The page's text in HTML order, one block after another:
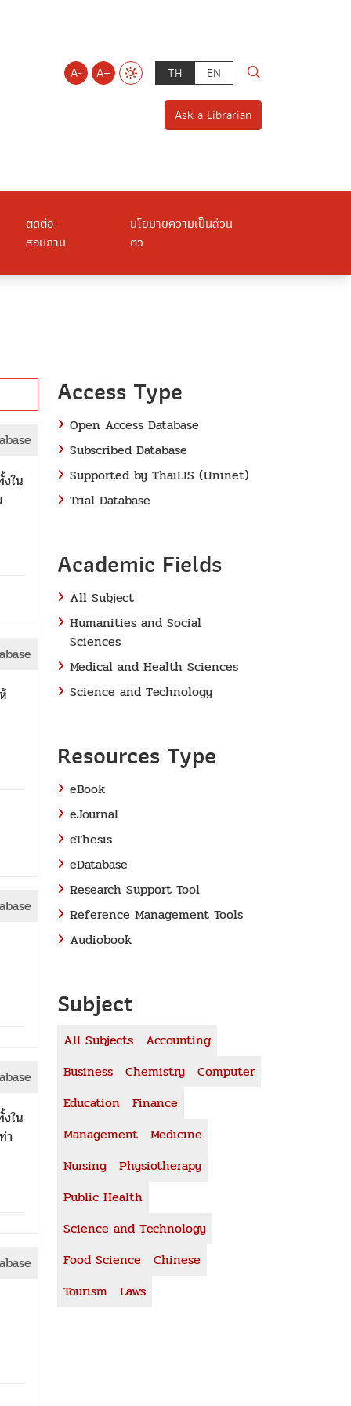
A- A+ TH EN
Ask a Librarian
ติดต่อ-
สอบถาม
นโยบายความเป็นส่วน
ตัว
ใน
ใน
า
Access Type
Open Access Database
Subscribed Database
Supported by ThaiLIS (Uninet)
Trial Database
Academic Fields
All Subject
Humanities and Social
Sciences
Medical and Health Sciences
Science and Technology
Resources Type
eBook
eJournal
eThesis
eDatabase
Research Support Tool
Reference Management Tools
Audiobook
Subject
All Subjects
Accounting
Business
Chemistry
Computer
Education
Finance
Management
Medicine
Nursing
Physiotherapy
Public Health
Science and Technology
Food Science
Chinese
Tourism
Laws